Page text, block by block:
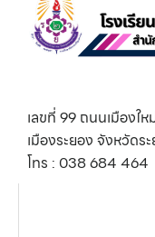
เลขที่ 99 ถนนเมืองใ
เมืองระยอง จังหวัด
โทร : 038 684 464